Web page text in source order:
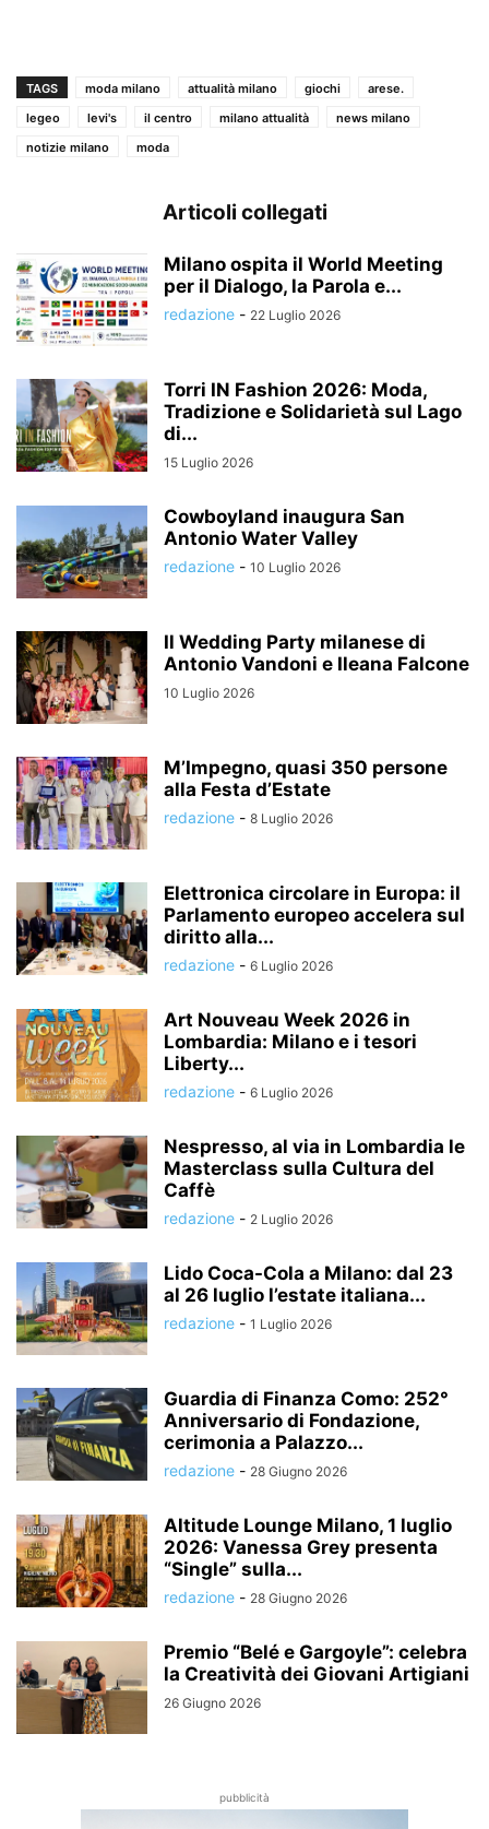
TAGS moda milano attualità milano giochi
arese.
legeo
levi's il centro milano attualità
news milano
notizie milano
moda
Articoli collegati
Milano ospita il World Meeting
per il Dialogo, la Parola e...
redazione - 22 Luglio 2026
Torri IN Fashion 2026: Moda,
Tradizione e Solidarietà sul Lago
di...
15 Luglio 2026
Cowboyland inaugura San
Antonio Water Valley
redazione - 10 Luglio 2026
Il Wedding Party milanese di
Antonio Vandoni e Ileana Falcone
10 Luglio 2026
M’Impegno, quasi 350 persone
alla Festa d’Estate
redazione - 8 Luglio 2026
Elettronica circolare in Europa: il
Parlamento europeo accelera sul
diritto alla...
redazione - 6 Luglio 2026
Art Nouveau Week 2026 in
Lombardia: Milano e i tesori
Liberty...
redazione - 6 Luglio 2026
Nespresso, al via in Lombardia le
Masterclass sulla Cultura del
Caffè
redazione - 2 Luglio 2026
Lido Coca-Cola a Milano: dal 23
al 26 luglio l’estate italiana...
redazione - 1 Luglio 2026
Guardia di Finanza Como: 252°
Anniversario di Fondazione,
cerimonia a Palazzo...
redazione - 28 Giugno 2026
Altitude Lounge Milano, 1 luglio
2026: Vanessa Grey presenta
“Single” sulla...
redazione - 28 Giugno 2026
Premio “Belé e Gargoyle”: celebra
la Creatività dei Giovani Artigiani
26 Giugno 2026
pubblicità